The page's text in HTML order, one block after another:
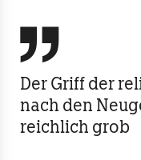
verlag
verlag
veranstaltungen
shop

Der Griff der
nach den
reichlich grob